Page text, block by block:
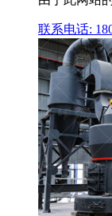
联系电话: